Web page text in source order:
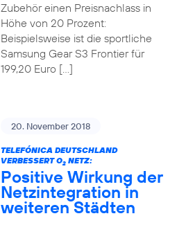
Zubehör einen Preisnachlass in
Höhe von 20 Prozent:
Beispielsweise ist die sportliche
Samsung Gear S3 Frontier für
199,20 Euro […]
20. November 2018
TELEFÓNICA DEUTSCHLAND
VERBESSERT O2NETZ:
Positive Wirkung der
Netzintegration in
weiteren Städten